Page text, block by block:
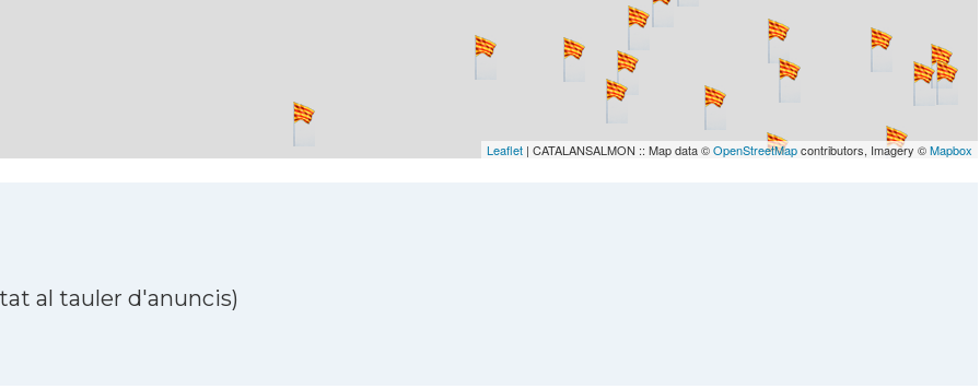
Leaflet | CATALANSALMON :: Map data ©OpenStreetMapcontributors, Imagery ©Mapbox
al tauler d'anuncis)